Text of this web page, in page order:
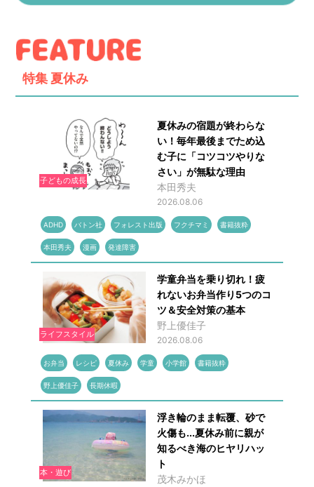
特集 夏休み
子どもの成長
夏休みの宿題が終わらな
い！毎年最後までため込
む子に「コツコツやりな
さい」が無駄な理由
本田秀夫
2026.08.06
ADHD バトン社 フォレスト出版 フクチマミ 書籍抜粋
本田秀夫 漫画 発達障害
ライフスタイル
学童弁当を乗り切れ！疲
れないお弁当作り5つのコ
ツ＆安全対策の基本
野上優佳子
2026.08.06
お弁当 レシピ 夏休み 学童 小学館 書籍抜粋
野上優佳子 長期休暇
本・遊び
浮き輪のまま転覆、砂で
火傷も...夏休み前に親が
知るべき海のヒヤリハッ
ト
茂木みかほ